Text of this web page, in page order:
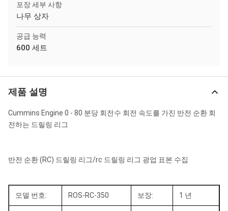
포장 세부 사항
나무 상자
공급 능력
600 세트
제품 설명
Cummins Engine 0 - 80 분당 회전수 회전 속도를 가진 반전 순환 회
전하는 드릴링 리그
반전 순환 (RC) 드릴링 리그/rc 드릴링 리그 광업 표본 수집
모델 번호: ROS-RC-350 보장: 1 년